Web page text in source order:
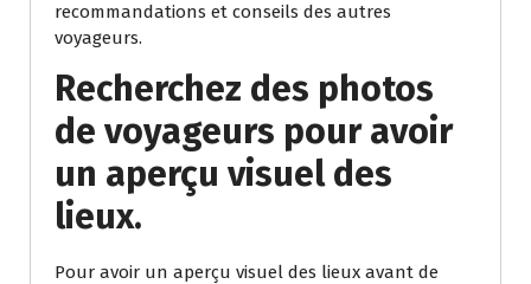
recommandations et conseils des autres
voyageurs.
Recherchez des photos
de voyageurs pour avoir
un aperçu visuel des
lieux.
Pour avoir un aperçu visuel des lieux avant de